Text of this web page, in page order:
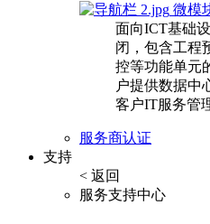
微模
面向ICT基础
闭，包含工程
控等功能单元
户提供数据中
客户IT服务管
服务商认证
支持
< 返回
服务支持中心